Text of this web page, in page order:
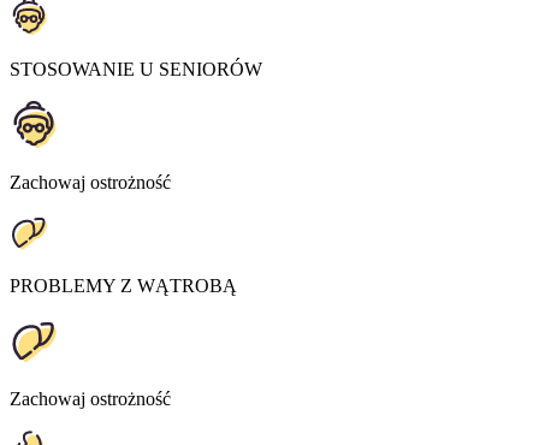
STOSOWANIE U SENIORÓW
Zachowaj ostrożność
PROBLEMY Z WĄTROBĄ
Zachowaj ostrożność